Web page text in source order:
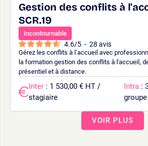
Gestion des conflits à
SCR.19
Incontournable
4.6/5 - 28 avis
Gérez les conflits à l’accueil avec
la formation gestion des conflits à l'accueil,
présentiel et à distance.
Inter : 1 530,00 € HT /
stagiaire
Intra :
groupe
VOIR PLUS